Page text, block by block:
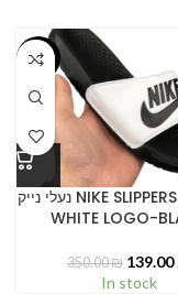
-60%
נעלי נייק NIKE SLIPPERS -BLACK
WHITE LOGO-
350.00₪ 139.00
In stock